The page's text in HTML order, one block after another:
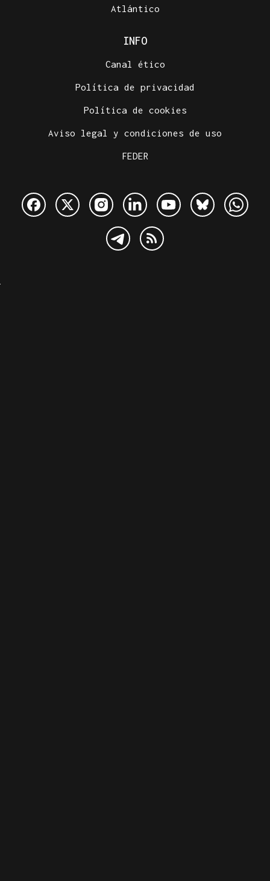
Atlántico
INFO
Canal ético
Política de privacidad
Política de cookies
Aviso legal y condiciones de uso
FEDER